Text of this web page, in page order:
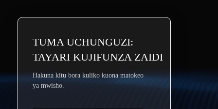
TUMA UCHUNGUZI:
TAYARI KUJIFUNZA ZAIDI
Hakuna kitu bora kuliko kuona matokeo
ya mwisho.